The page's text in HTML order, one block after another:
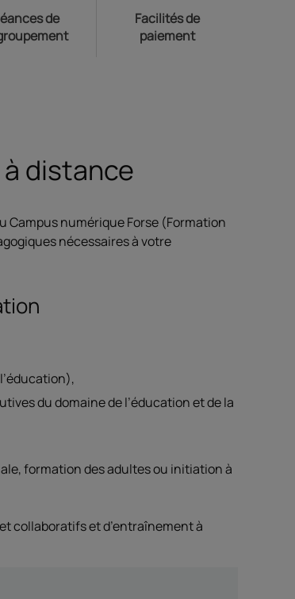
de
Facilités de
paiement
distance
Campus numérique Forse (Formation
nécessaires à votre
du domaine de l’éducation et de la
formation des adultes ou initiation à
collaboratifs et d’entraînement à